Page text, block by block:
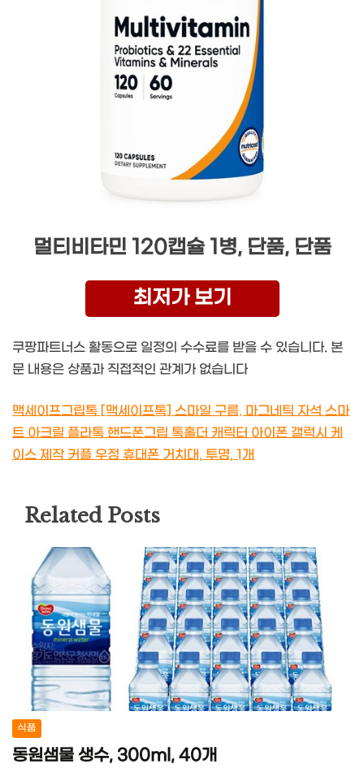
멀티비타민 120캡슐 1병, 단품, 단품
최저가 보기
쿠팡파트너스 활동으로 일정의 수수료를 받을 수 있습니다. 본
문 내용은 상품과 직접적인 관계가 없습니다
맥세이프그립톡 [맥세이프톡] 스마일 구름. 마그네틱 자석 스마
트 아크릴 플라톡 핸드폰그립 톡홀더 캐릭터 아이폰 갤럭시 케
이스 제작 커플 우정 휴대폰 거치대, 투명, 1개
Related Posts
식품
동원샘물 생수, 300ml, 40개